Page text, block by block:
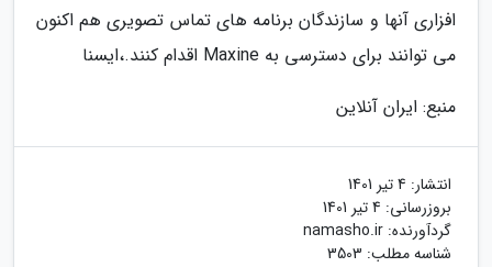
افزاری آنها و سازندگان برنامه های تماس تصویری هم اکنون
می توانند برای دسترسی به Maxine اقدام کنند.،ایسنا
منبع: ایران آنلاین
انتشار: 4 تیر 1401
بروزرسانی: 4 تیر 1401
گردآورنده: namasho.ir
شناسه مطلب: 3503